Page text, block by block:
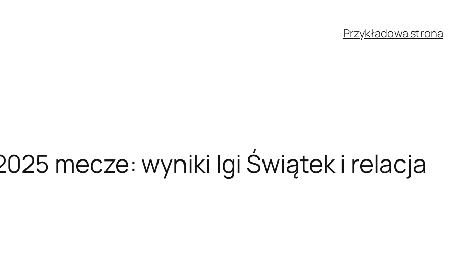
Przykładowa strona
mecze: wyniki Igi Świątek i relacja